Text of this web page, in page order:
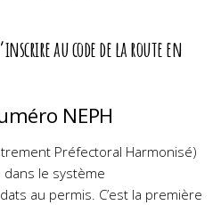
au code de la route en
NEPH
Préfectoral Harmonisé)
le système
au permis. C’est la première